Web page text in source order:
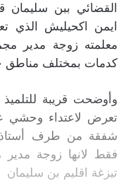
القضائي ببن
ايمن اكحيليش
معلمته زوجة مدير
كدمات بمختلف
وأوضحت قريبة
تعرض ﻻعتداء وحشي
شفقة من طرف
فقط لانها زوجة
تيزغة اقليم بن سليمان